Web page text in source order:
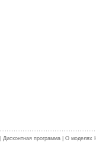
Дисконтная программа О моделях